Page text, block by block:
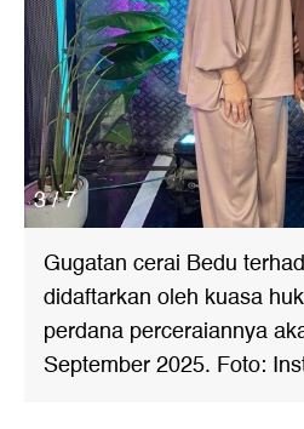
3 / 7
Gugatan cerai Bedu
didaftarkan oleh kuasa
perdana perceraiannya
September 2025. Foto: